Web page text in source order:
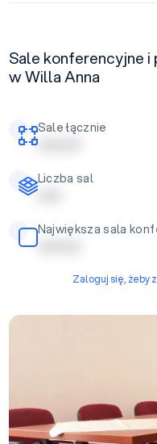
Sale konferencyjne
w Willa Anna
Sale łącznie
| | | | | | | | |
Liczba sal
| | | | |
Największa sala
| | | | | | | | |
Zaloguj się, żeby